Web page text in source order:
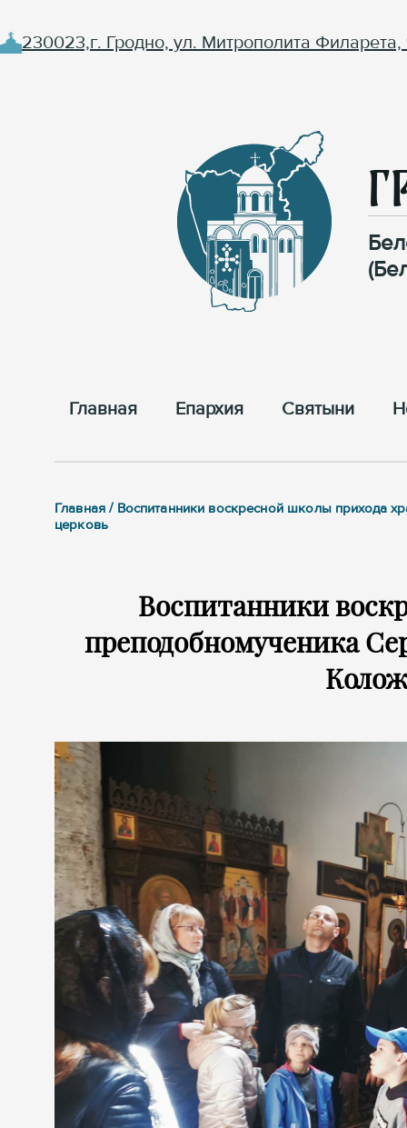
230023,г. Гродно, ул. Митрополита Филарета,
Главная Епархия Cвятыни
Главная / Воспитанники воскресной школы прихода
церковь
Воспитанники
преподобномученика